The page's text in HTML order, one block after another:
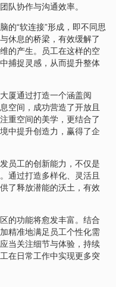
队协作与沟通效率。
的“软连接”形成，即不同思
休息的桥梁，有效缓解了
的产生。员工在这样的空
捕捉灵感，从而提升整体
厦通过打造一个涵盖阅
空间，成功营造了开放且
重空间的美学，更结合了
中提升创造力，赢得了企
员工的创新能力，不仅是
通过打造多样化、灵活且
了释放潜能的沃土，有效
的功能将愈发丰富。结合
精准地满足员工个性化需
当关注细节与体验，持续
在日常工作中实现更多突